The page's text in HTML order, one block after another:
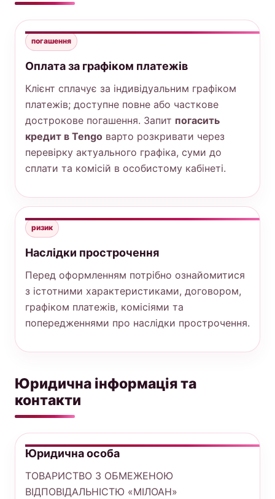
погашення
Оплата за графіком платежів
Клієнт сплачує за індивідуальним графіком
платежів; доступне повне або часткове
дострокове погашення. Запит погасить
кредит в Tengo варто розкривати через
перевірку актуального графіка, суми до
сплати та комісій в особистому кабінеті.
ризик
Наслідки прострочення
Перед оформленням потрібно ознайомитися
з істотними характеристиками, договором,
графіком платежів, комісіями та
попередженнями про наслідки прострочення.
Юридична інформація та
контакти
Юридична особа
ТОВАРИСТВО З ОБМЕЖЕНОЮ
ВІДПОВІДАЛЬНІСТЮ «МІЛОАН»